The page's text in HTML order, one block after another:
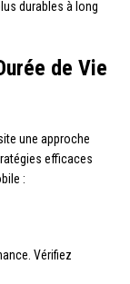
durables à long
de Vie
une approche
efficaces
:
Vérifiez